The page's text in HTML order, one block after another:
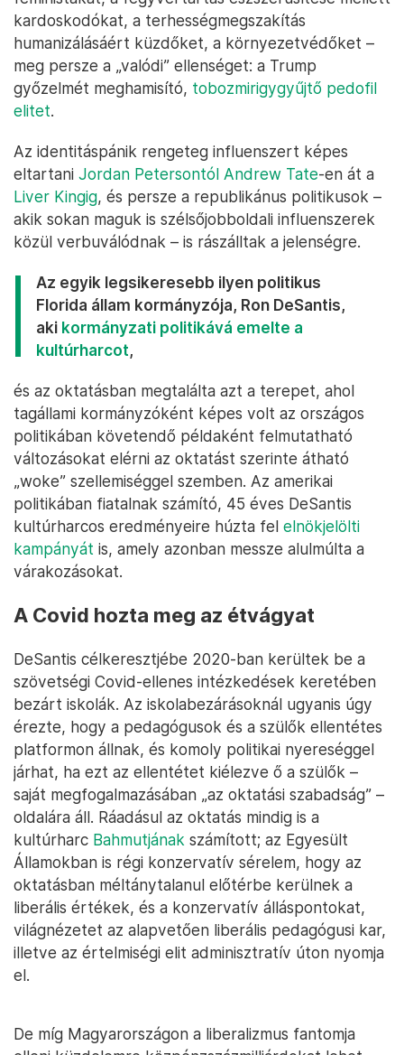
kardoskodókat, a terhességmegszakítás
humanizálásáért küzdőket, a környezetvédőket –
meg persze a „valódi” ellenséget: a Trump
győzelmét meghamisító, tobozmirigygyűjtő pedofil
elitet.
Az identitáspánik rengeteg influenszert képes
eltartani Jordan Petersontól Andrew Tate-en át a
Liver Kingig, és persze a republikánus politikusok –
akik sokan maguk is szélsőjobboldali influenszerek
közül verbuválódnak – is rászálltak a jelenségre.
Az egyik legsikeresebb ilyen politikus
Florida állam kormányzója, Ron DeSantis,
aki kormányzati politikává emelte a
kultúrharcot,
és az oktatásban megtalálta azt a terepet, ahol
tagállami kormányzóként képes volt az országos
politikában követendő példaként felmutatható
változásokat elérni az oktatást szerinte átható
„woke” szellemiséggel szemben. Az amerikai
politikában fiatalnak számító, 45 éves DeSantis
kultúrharcos eredményeire húzta fel elnökjelölti
kampányát is, amely azonban messze alulmúlta a
várakozásokat.
A Covid hozta meg az étvágyat
DeSantis célkeresztjébe 2020-ban kerültek be a
szövetségi Covid-ellenes intézkedések keretében
bezárt iskolák. Az iskolabezárásoknál ugyanis úgy
érezte, hogy a pedagógusok és a szülők ellentétes
platformon állnak, és komoly politikai nyereséggel
járhat, ha ezt az ellentétet kiélezve ő a szülők –
saját megfogalmazásában „az oktatási szabadság” –
oldalára áll. Ráadásul az oktatás mindig is a
kultúrharc Bahmutjának számított; az Egyesült
Államokban is régi konzervatív sérelem, hogy az
oktatásban méltánytalanul előtérbe kerülnek a
liberális értékek, és a konzervatív álláspontokat,
világnézetet az alapvetően liberális pedagógusi kar,
illetve az értelmiségi elit adminisztratív úton nyomja
el.
De míg Magyarországon a liberalizmus fantomja